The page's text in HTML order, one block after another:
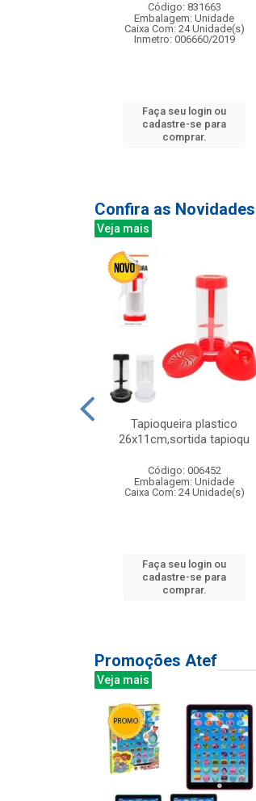
Código: 831663
Embalagem: Unidade
Caixa Com: 24 Unidade(s)
Inmetro: 006660/2019
Faça seu login ou
cadastre-se para
comprar.
Confira as Novidades
Veja mais
Tapioqueira plastico
26x11cm,sortida tapioqu
Código: 006452
Embalagem: Unidade
Caixa Com: 24 Unidade(s)
Faça seu login ou
cadastre-se para
comprar.
Promoções Atef
Veja mais